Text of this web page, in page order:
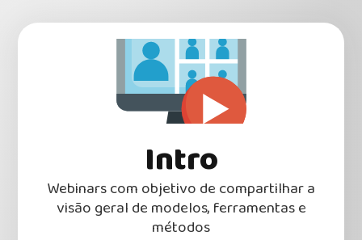
Intro
Webinars com objetivo de compartilhar a
visão geral de modelos, ferramentas e
métodos